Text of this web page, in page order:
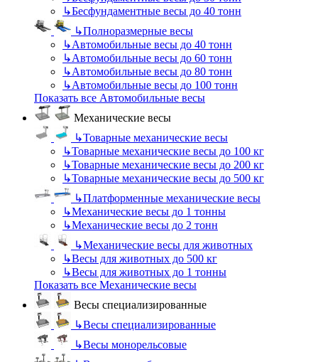
↳Бесфундаментные весы до 40 тонн
↳Полноразмерные весы
↳Автомобильные весы до 40 тонн
↳Автомобильные весы до 60 тонн
↳Автомобильные весы до 80 тонн
↳Автомобильные весы до 100 тонн
Показать все Автомобильные весы
Механические весы
↳Товарные механические весы
↳Товарные механические весы до 100 кг
↳Товарные механические весы до 200 кг
↳Товарные механические весы до 500 кг
↳Платформенные механические весы
↳Механические весы до 1 тонны
↳Механические весы до 2 тонн
↳Механические весы для животных
↳Весы для животных до 500 кг
↳Весы для животных до 1 тонны
Показать все Механические весы
Весы специализированные
↳Весы специализированные
↳Весы монорельсовые